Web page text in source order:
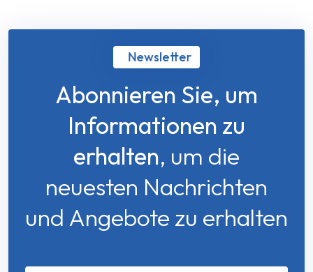
Newsletter
Abonnieren Sie, um
Informationen zu
erhalten, um die
neuesten Nachrichten
und Angebote zu erhalten